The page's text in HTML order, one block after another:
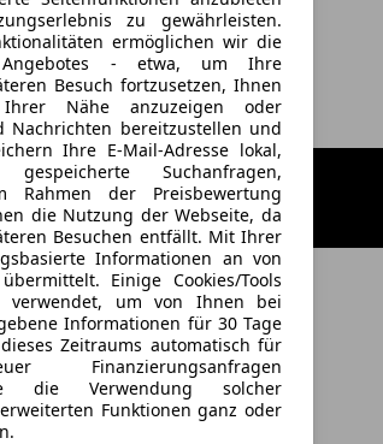
zu gewährleisten.
ermöglichen wir die
Angebotes - etwa, um Ihre
Besuch fortzusetzen, Ihnen
Nähe anzuzeigen oder
Nachrichten bereitzustellen und
Ihre E-Mail-Adresse lokal,
Suchanfragen,
Rahmen der Preisbewertung
die Nutzung der Webseite, da
Besuchen entfällt. Mit Ihrer
Informationen an von
Einige Cookies/Tools
verwendet, um von Ihnen bei
Informationen für 30 Tage
Zeitraums automatisch für
die Verwendung solcher
Funktionen ganz oder